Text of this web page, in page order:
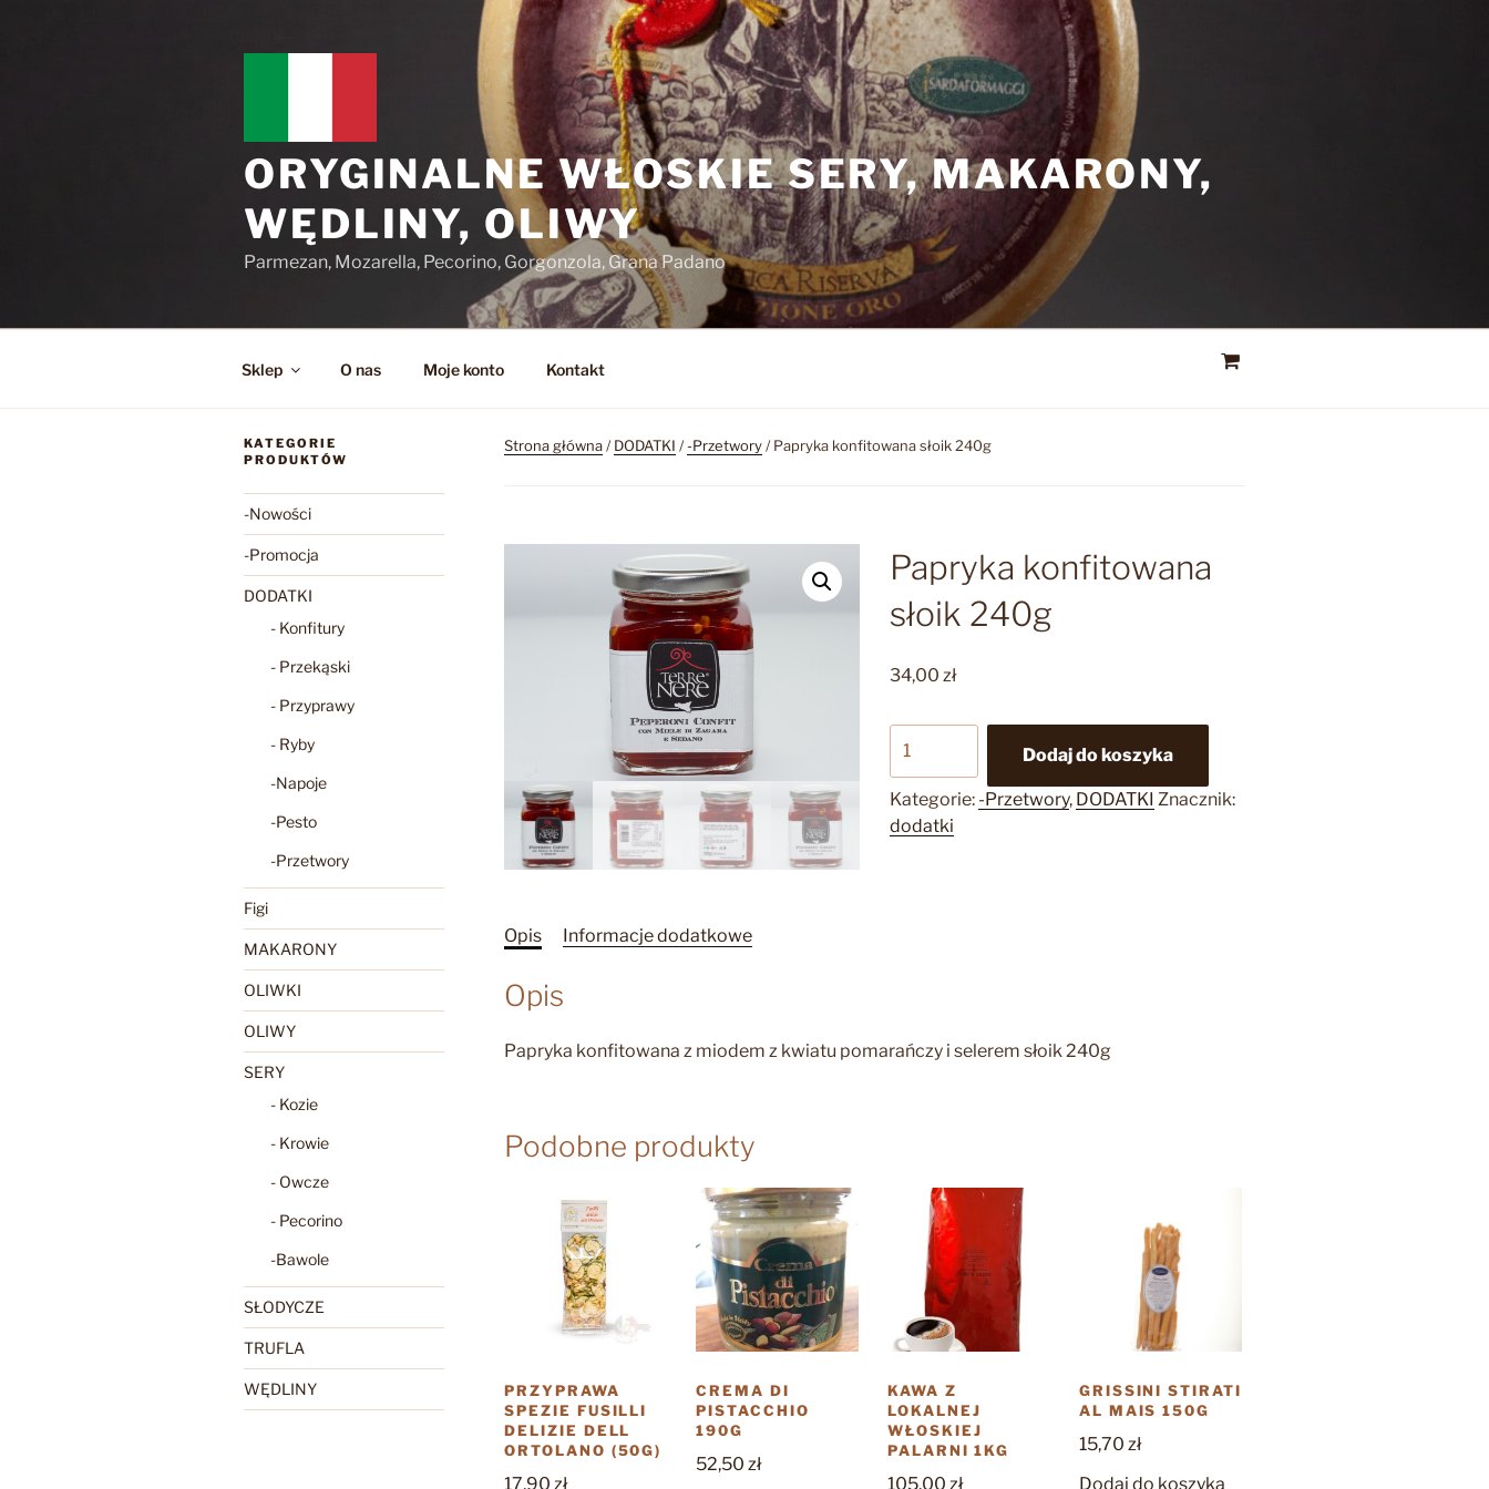
ORYGINALNE WŁOSKIE SERY, MAKARONY,
WĘDLINY, OLIWY
Parmezan, Mozarella, Pecorino, Gorgonzola, Grana Padano
Sklep O nas Moje konto Kontakt
Strona główna/DODATKI /-Przetwory/ Papryka konfitowana słoik 240g
Papryka konfitowana
słoik 240g
34,00 zł
Papryka
konfitowana
słoik
240g
Dodaj do koszyka
Kategorie: -Przetwory, DODATKI Znacznik:
dodatki
Opis Informacje dodatkowe
Opis
Papryka konfitowana z miodem z kwiatu pomarańczy i selerem słoik 240g
Podobne produkty
PRZYPRAWA
SPEZIE FUSILLI
DELIZIE DELL
ORTOLANO (50G)
17,90zł
CREMA DI
PISTACCHIO
190G
52,50 zł
KAWA Z
LOKALNEJ
WŁOSKIEJ
PALARNI 1KG
105,00 zł
GRISSINI STIRATI
AL MAIS 150G
15,70 zł
Dodaj do koszyka
KATEGORIE
PRODUKTÓW
-Nowości
-Promocja
DODATKI
- Konfitury
- Przekąski
- Przyprawy
- Ryby
-Napoje
-Pesto
-Przetwory
Figi
MAKARONY
OLIWKI
OLIWY
SERY
- Kozie
- Krowie
- Owcze
- Pecorino
-Bawole
SŁODYCZE
TRUFLA
WĘDLINY